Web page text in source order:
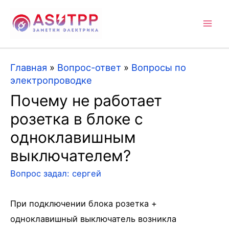
Главная » Вопрос-ответ » Вопросы по
электропроводке
Почему не работает
розетка в блоке с
одноклавишным
выключателем?
Вопрос задал: сергей
При подключении блока розетка +
одноклавишный выключатель возникла